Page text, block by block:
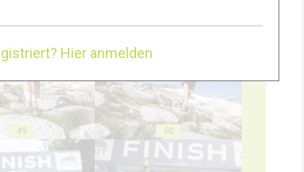
49 50
Hier anmelden